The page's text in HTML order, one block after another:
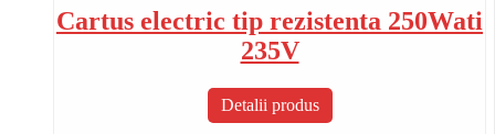
Cartus electric tip rezistenta 250Wati
235V
Detalii produs